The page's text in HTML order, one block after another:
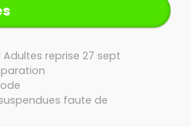
reprise 27 sept
faute de